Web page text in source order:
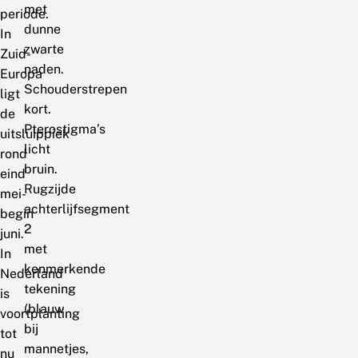
periode.
In
Zuid-
Europa
ligt
de
uitsluippiek
rond
eind
mei-
begin
juni.
In
Nederland
is
voortplanting
tot
nu
met
dunne
zwarte
naden.
Schouderstrepen
kort.
Pterostigma’s
licht
bruin.
Rugzijde
achterlijfsegment
2
met
kenmerkende
tekening
(blauw
bij
mannetjes,